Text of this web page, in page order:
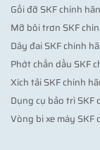
Gối đỡ SKF chính
Mỡ bôi trơn SKF
Dây đai SKF chính
Phớt chắn dầu SKF
Xích tải SKF chính
Dụng cụ bảo trì SKF
Vòng bi xe máy SKF